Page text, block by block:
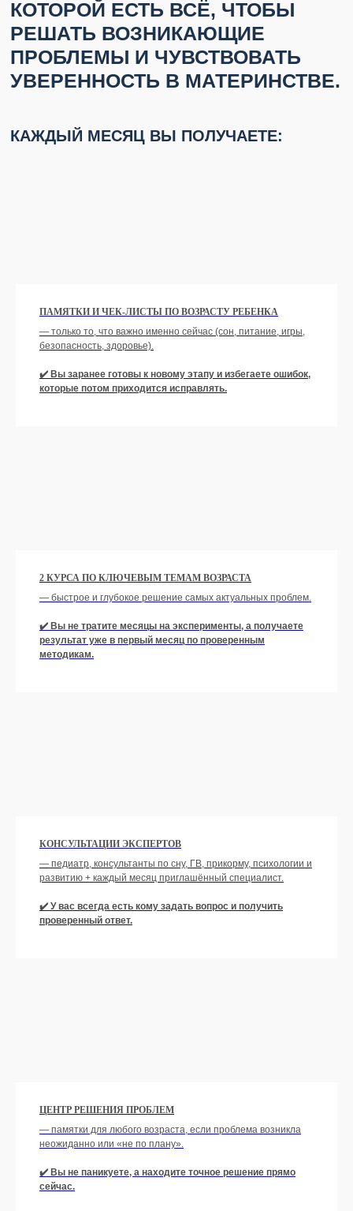
ПАМЯТКИ И ЧЕК-ЛИСТЫ ПО ВОЗРАСТУ РЕБЕНКА
— только то, что важно именно сейчас (сон, питание, игры,
безопасность, здоровье).
✔️ Вы заранее готовы к новому этапу и избегаете ошибок,
которые потом приходится исправлять.
2 КУРСА ПО КЛЮЧЕВЫМ ТЕМАМ ВОЗРАСТА
— быстрое и глубокое решение самых актуальных проблем.
✔️ Вы не тратите месяцы на эксперименты, а получаете
результат уже в первый месяц по проверенным
методикам.
КОНСУЛЬТАЦИИ ЭКСПЕРТОВ
— педиатр, консультанты по сну, ГВ, прикорму, психологии и
развитию + каждый месяц приглашённый специалист.
✔️ У вас всегда есть кому задать вопрос и получить
проверенный ответ.
ЦЕНТР РЕШЕНИЯ ПРОБЛЕМ
— памятки для любого возраста, если проблема возникла
неожиданно или «не по плану».
✔️ Вы не паникуете, а находите точное решение прямо
сейчас.